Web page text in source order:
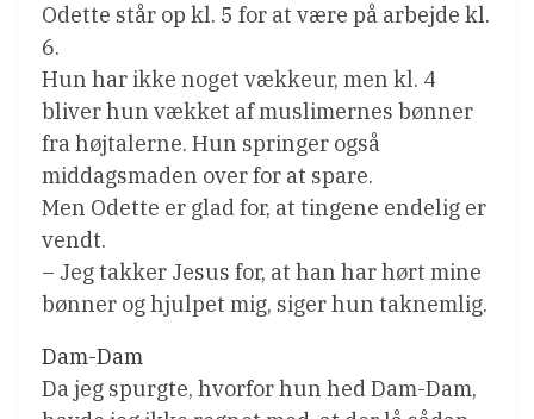
Odette står op kl. 5 for at være på arbejde kl.
6.
Hun har ikke noget vækkeur, men kl. 4
bliver hun vækket af muslimernes bønner
fra højtalerne. Hun springer også
middagsmaden over for at spare.
Men Odette er glad for, at tingene endelig er
vendt.
– Jeg takker Jesus for, at han har hørt mine
bønner og hjulpet mig, siger hun taknemlig.
Dam-Dam
Da jeg spurgte, hvorfor hun hed Dam-Dam,